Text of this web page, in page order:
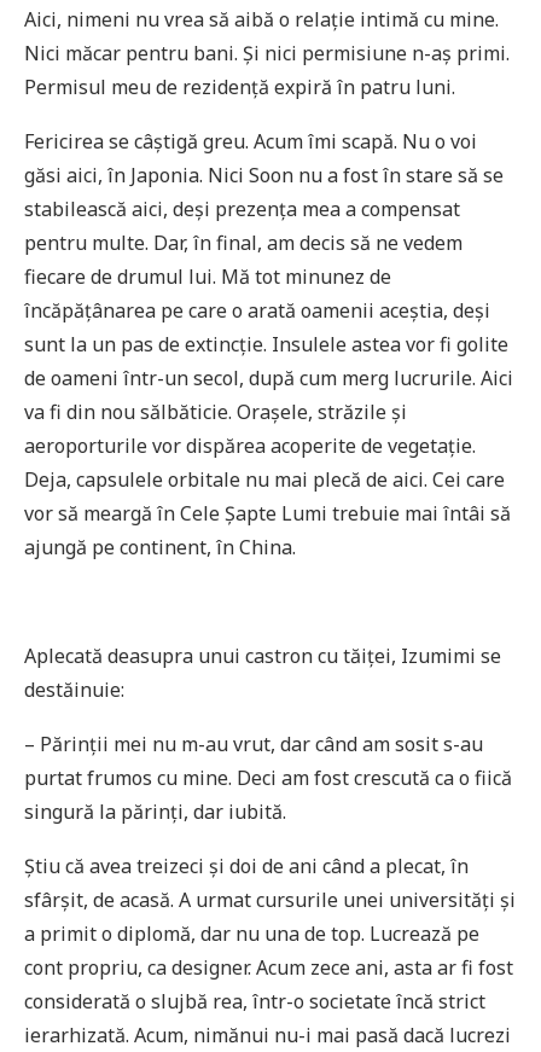
Aici, nimeni nu vrea să aibă o relație intimă cu mine.
Nici măcar pentru bani. Și nici permisiune n-aș primi.
Permisul meu de rezidență expiră în patru luni.
Fericirea se câștigă greu. Acum îmi scapă. Nu o voi
găsi aici, în Japonia. Nici Soon nu a fost în stare să se
stabilească aici, deși prezența mea a compensat
pentru multe. Dar, în final, am decis să ne vedem
fiecare de drumul lui. Mă tot minunez de
încăpățânarea pe care o arată oamenii aceștia, deși
sunt la un pas de extincție. Insulele astea vor fi golite
de oameni într-un secol, după cum merg lucrurile. Aici
va fi din nou sălbăticie. Orașele, străzile și
aeroporturile vor dispărea acoperite de vegetație.
Deja, capsulele orbitale nu mai plecă de aici. Cei care
vor să meargă în Cele Șapte Lumi trebuie mai întâi să
ajungă pe continent, în China.
Aplecată deasupra unui castron cu tăiței, Izumimi se
destăinuie:
– Părinții mei nu m-au vrut, dar când am sosit s-au
purtat frumos cu mine. Deci am fost crescută ca o fiică
singură la părinți, dar iubită.
Știu că avea treizeci și doi de ani când a plecat, în
sfârșit, de acasă. A urmat cursurile unei universități și
a primit o diplomă, dar nu una de top. Lucrează pe
cont propriu, ca designer. Acum zece ani, asta ar fi fost
considerată o slujbă rea, într-o societate încă strict
ierarhizată. Acum, nimănui nu-i mai pasă dacă lucrezi